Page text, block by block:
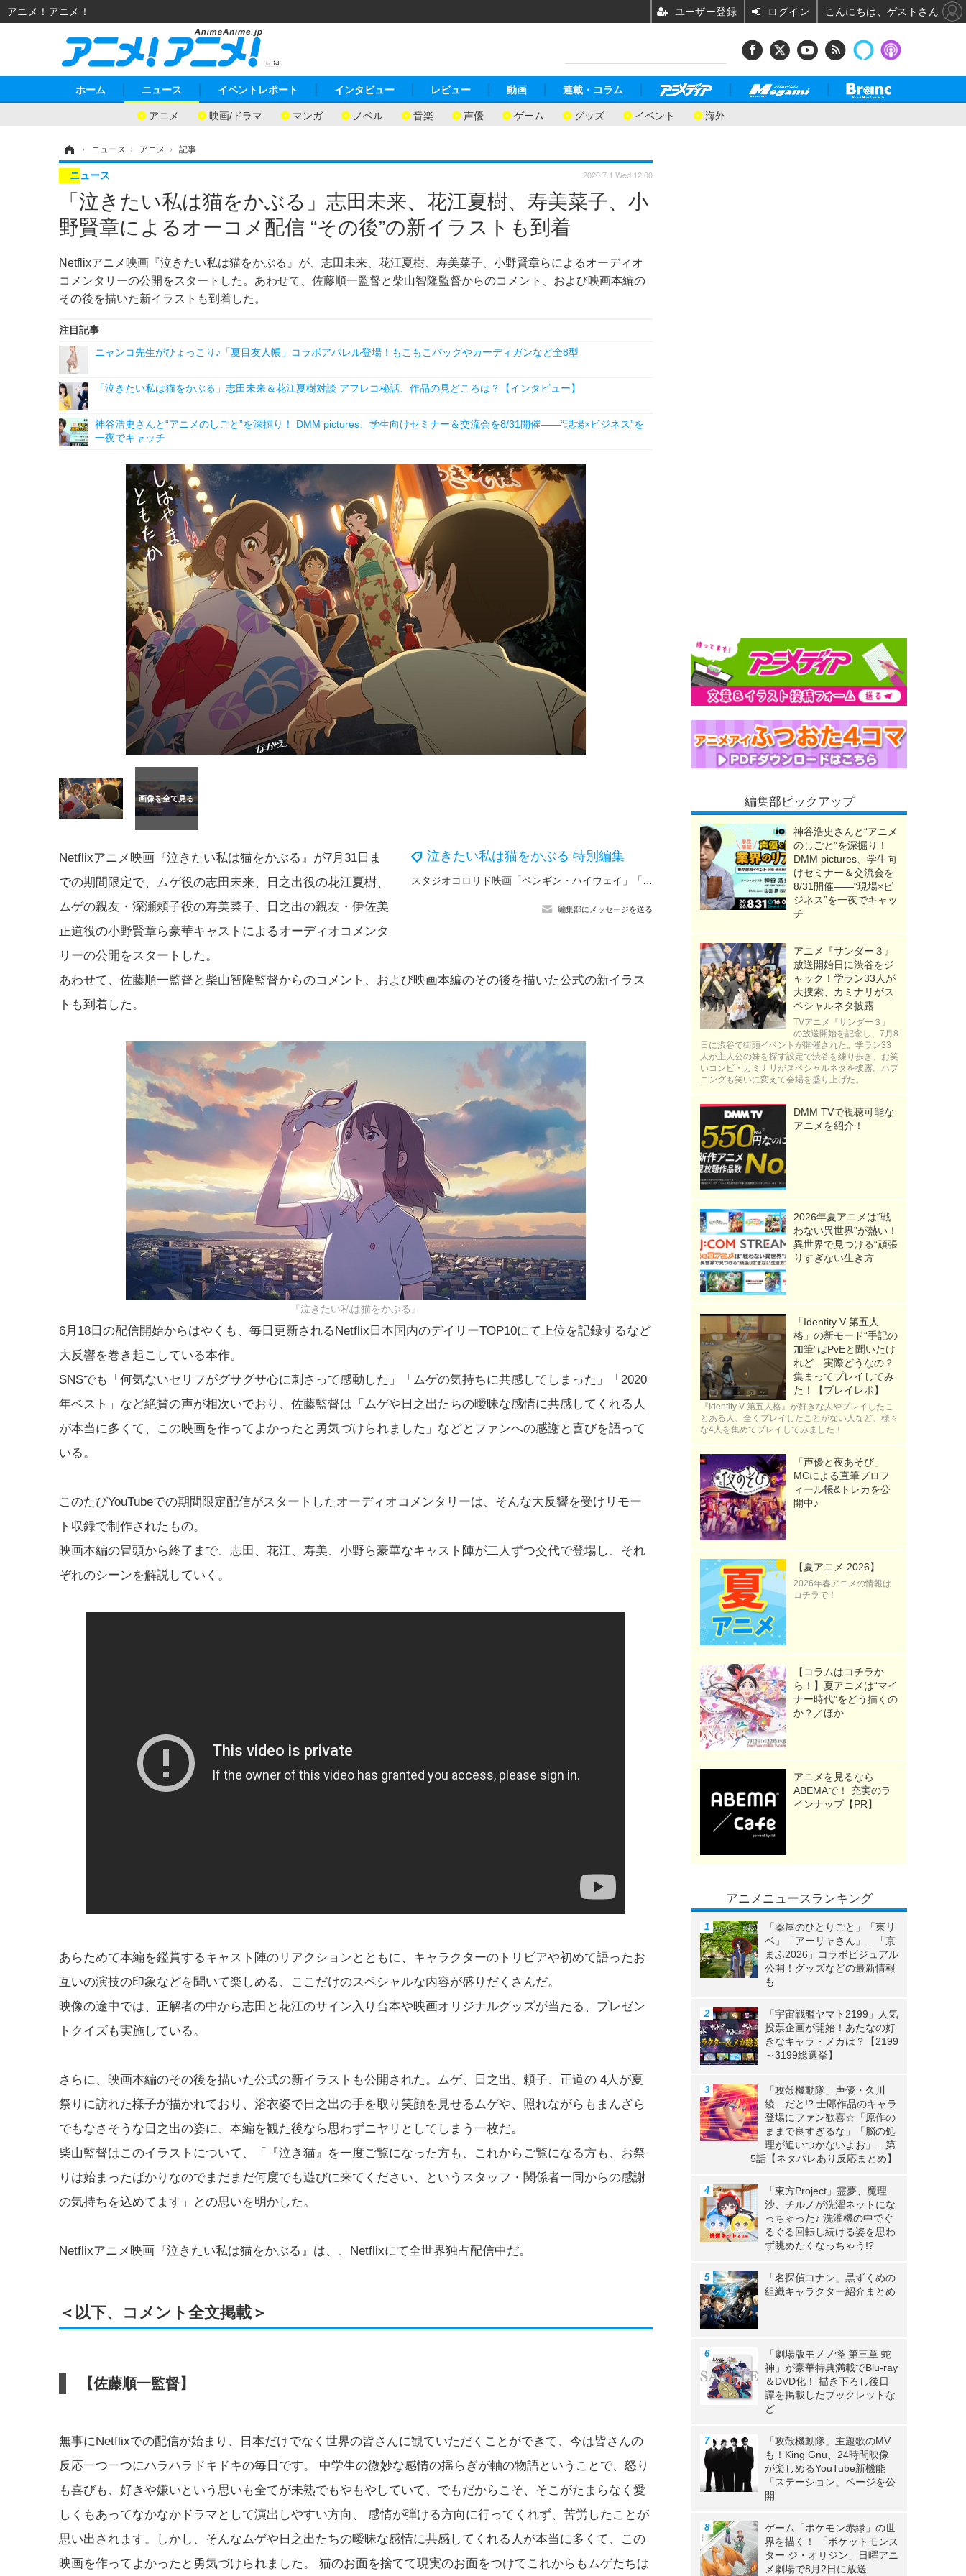
ホーム ニュース
アニメ 映画/ドラマ マンガ ノベル 音楽 声優 ゲーム グッズ イベント 海外
イベントレポート インタビュー レビュー 動画 連載・コラム
› ニュース › アニメ › 記事
「泣きたい私は猫をかぶる」志田未来、花江夏樹、寿美菜子、小
野賢章によるオーコメ配信 “その後”の新イラストも到着
Netflixアニメ映画『泣きたい私は猫をかぶる』が、志田未来、花江夏樹、寿美菜子、小野賢章らによるオーディオ
コメンタリーの公開をスタートした。あわせて、佐藤順一監督と柴山智隆監督からのコメント、および映画本編の
その後を描いた新イラストも到着した。
ニュース 2020.7.1 Wed 12:00
注目記事
ニャンコ先生がひょっこり♪「夏目友人帳」コラボアパレル登場！もこもこバッグやカーディガンなど全8型
「泣きたい私は猫をかぶる」志田未来＆花江夏樹対談 アフレコ秘話、作品の見どころは？【インタビュー】
神谷浩史さんと“アニメのしごと”を深掘り！ DMM pictures、学生向けセミナー＆交流会を8/31開催――“現場×ビジネス”を
一夜でキャッチ
泣きたい私は猫をかぶる 特別編集
編集部にメッセージを送る
Netflixアニメ映画『泣きたい私は猫をかぶる』が7月31日ま
での期間限定で、ムゲ役の志田未来、日之出役の花江夏樹、
ムゲの親友・深瀬頼子役の寿美菜子、日之出の親友・伊佐美
正道役の小野賢章ら豪華キャストによるオーディオコメンタ
リーの公開をスタートした。
あわせて、佐藤順一監督と柴山智隆監督からのコメント、および映画本編のその後を描いた公式の新イラス
トも到着した。
『泣きたい私は猫をかぶる』
6月18日の配信開始からはやくも、毎日更新されるNetflix日本国内のデイリーTOP10にて上位を記録するなど
大反響を巻き起こしている本作。
SNSでも「何気ないセリフがグサグサ心に刺さって感動した」「ムゲの気持ちに共感してしまった」「2020
年ベスト」など絶賛の声が相次いでおり、佐藤監督は「ムゲや日之出たちの曖昧な感情に共感してくれる人
が本当に多くて、この映画を作ってよかったと勇気づけられました」などとファンへの感謝と喜びを語って
いる。
このたびYouTubeでの期間限定配信がスタートしたオーディオコメンタリーは、そんな大反響を受けリモー
ト収録で制作されたもの。
映画本編の冒頭から終了まで、志田、花江、寿美、小野ら豪華なキャスト陣が二人ずつ交代で登場し、それ
ぞれのシーンを解説していく。
あらためて本編を鑑賞するキャスト陣のリアクションとともに、キャラクターのトリビアや初めて語ったお
互いの演技の印象などを聞いて楽しめる、ここだけのスペシャルな内容が盛りだくさんだ。
映像の途中では、正解者の中から志田と花江のサイン入り台本や映画オリジナルグッズが当たる、プレゼン
トクイズも実施している。
さらに、映画本編のその後を描いた公式の新イラストも公開された。ムゲ、日之出、頼子、正道の 4人が夏
祭りに訪れた様子が描かれており、浴衣姿で日之出の手を取り笑顔を見せるムゲや、照れながらもまんざら
でもなさそうな日之出の姿に、本編を観た後なら思わずニヤリとしてしまう一枚だ。
柴山監督はこのイラストについて、「『泣き猫』を一度ご覧になった方も、これからご覧になる方も、お祭
りは始まったばかりなのでまだまだ何度でも遊びに来てください、というスタッフ・関係者一同からの感謝
の気持ちを込めてます」との思いを明かした。
Netflixアニメ映画『泣きたい私は猫をかぶる』は、、Netflixにて全世界独占配信中だ。
＜以下、コメント全文掲載＞
【佐藤順一監督】
無事にNetflixでの配信が始まり、日本だけでなく世界の皆さんに観ていただくことができて、今は皆さんの
反応一つ一つにハラハラドキドキの毎日です。 中学生の微妙な感情の揺らぎが軸の物語ということで、怒り
も喜びも、好きや嫌いという思いも全てが未熟でもやもやしていて、でもだからこそ、そこがたまらなく愛
しくもあってなかなかドラマとして演出しやすい方向、 感情が弾ける方向に行ってくれず、苦労したことが
思い出されます。しかし、そんなムゲや日之出たちの曖昧な感情に共感してくれる人が本当に多くて、この
映画を作ってよかったと勇気づけられました。 猫のお面を捨てて現実のお面をつけてこれからもムゲたちは
編集部ピックアップ
神谷浩史さんと“アニメ
のしごと”を深掘り！
DMM pictures、学生向
けセミナー＆交流会を
8/31開催――“現場×ビ
ジネス”を一夜でキャッ
チ
アニメ『サンダー３』
放送開始日に渋谷をジ
ャック！学ラン33人が
大捜索、カミナリがス
ペシャルネタ披露
TVアニメ『サンダー３』
の放送開始を記念し、7月8
日に渋谷で街頭イベントが開催された。学ラン33
人が主人公の妹を探す設定で渋谷を練り歩き、お笑
いコンビ・カミナリがスペシャルネタを披露。ハプ
ニングも笑いに変えて会場を盛り上げた。
DMM TVで視聴可能な
アニメを紹介！
2026年夏アニメは“戦
わない異世界”が熱い！
異世界で見つける“頑張
りすぎない生き方
「Identity V 第五人
格」の新モード“手記の
加筆”はPvEと聞いたけ
れど…実際どうなの？
集まってプレイしてみ
た！【プレイレポ】
『Identity V 第五人格』が好きな人やプレイしたこ
とある人、全くプレイしたことがない人など、様々
な4人を集めてプレイしてみました！
「声優と夜あそび」
MCによる直筆プロフ
ィール帳&トレカを公
開中♪
【夏アニメ 2026】
2026年春アニメの情報は
コチラで！
【コラムはコチラか
ら！】夏アニメは“マイ
ナー時代”をどう描くの
か？／ほか
アニメを見るなら
ABEMAで！ 充実のラ
インナップ【PR】
アニメニュースランキング
「薬屋のひとりごと」「東リ
ベ」「アーリャさん」…「京
まふ2026」コラボビジュアル
公開！グッズなどの最新情報
も
「宇宙戦艦ヤマト2199」人気
投票企画が開始！あたなの好
きなキャラ・メカは？【2199
～3199総選挙】
「攻殻機動隊」声優・久川
綾…だと!? 士郎作品のキャラ
登場にファン歓喜☆「原作の
ままで良すぎるな」「脳の処
理が追いつかないよお」…第
5話【ネタバレあり反応まとめ】
「東方Project」霊夢、魔理
沙、チルノが洗濯ネットにな
っちゃった♪ 洗濯機の中でぐ
るぐる回転し続ける姿を思わ
ず眺めたくなっちゃう!?
「名探偵コナン」黒ずくめの
組織キャラクター紹介まとめ
「劇場版モノノ怪 第三章 蛇
神」が豪華特典満載でBlu-ray
＆DVD化！ 描き下ろし後日
譚を掲載したブックレットな
ど
「攻殻機動隊」主題歌のMV
も！King Gnu、24時間映像
が楽しめるYouTube新機能
「ステーション」ページを公
開
ゲーム「ポケモン赤緑」の世
界を描く！ 「ポケットモンス
ター ジ・オリジン」日曜アニ
メ劇場で8月2日に放送
アニメ！アニメ！ ユーザー登録 ログイン こんにちは、ゲストさん